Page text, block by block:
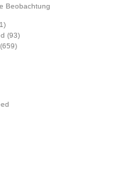
Beobachtung
(93)
(659)